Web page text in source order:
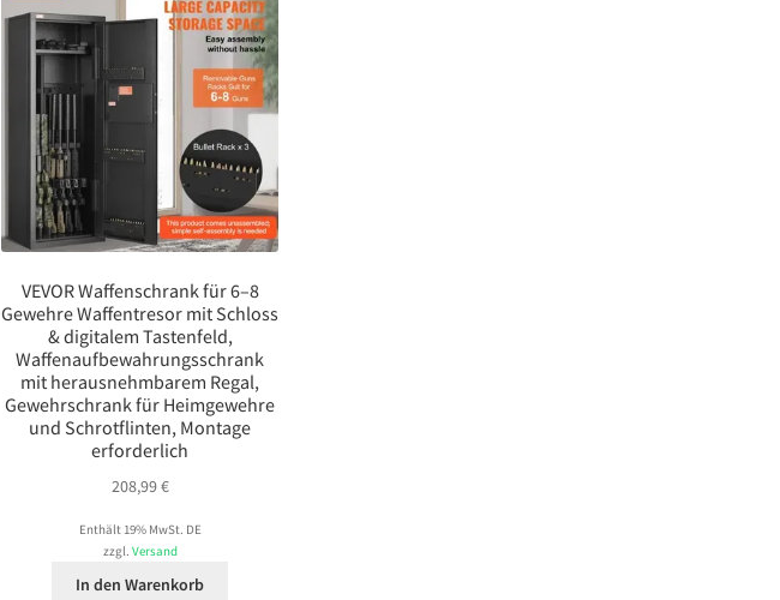
VEVOR Waffenschrank für 6–8
Gewehre Waffentresor mit Schloss
& digitalem Tastenfeld,
Waffenaufbewahrungsschrank
mit herausnehmbarem Regal,
Gewehrschrank für Heimgewehre
und Schrotflinten, Montage
erforderlich
208,99€
Enthält 19% MwSt. DE
zzgl. Versand
In den Warenkorb